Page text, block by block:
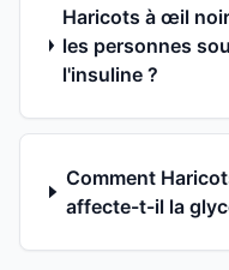
Haricots à œil
les personnes
l'insuline ?
Comment
affecte-t-il la